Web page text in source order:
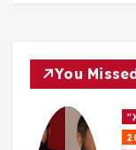
You